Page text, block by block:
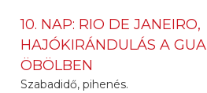
10. NAP: RIO DE JANEIRO,
HAJÓKIRÁNDULÁS A
ÖBÖLBEN
Szabadidő, pihenés.